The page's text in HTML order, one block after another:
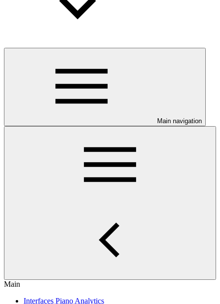
Main navigation
Main
Interfaces Piano Analytics